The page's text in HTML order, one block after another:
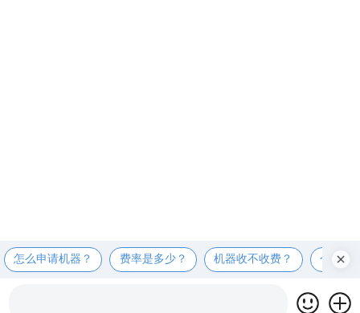
怎么申请机器？ 费率是多少？ 机器收不收费？ 个人可